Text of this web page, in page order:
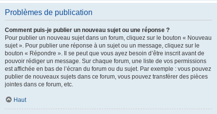
Problèmes de publication
Comment puis-je publier un nouveau sujet ou une réponse ?
Pour publier un nouveau sujet dans un forum, cliquez sur le bouton « Nouveau
sujet ». Pour publier une réponse à un sujet ou un message, cliquez sur le
bouton « Répondre ». Il se peut que vous ayez besoin d’être inscrit avant de
pouvoir rédiger un message. Sur chaque forum, une liste de vos permissions
est affichée en bas de l’écran du forum ou du sujet. Par exemple : vous pouvez
publier de nouveaux sujets dans ce forum, vous pouvez transférer des pièces
jointes dans ce forum, etc.
Haut